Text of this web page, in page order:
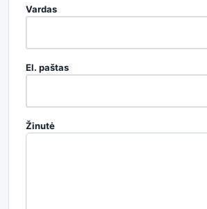
Vardas
El. paštas
Žinutė